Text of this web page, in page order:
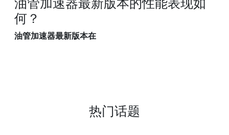
何？
油管加速器最新版本在
热门话题